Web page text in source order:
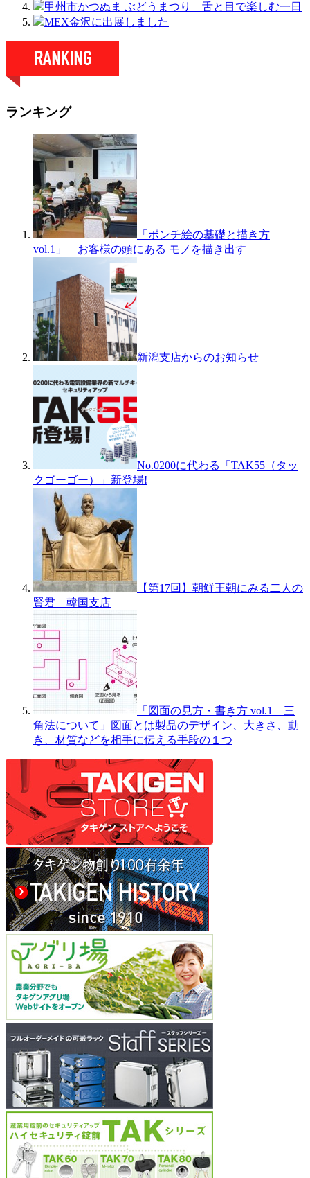
甲州市かつぬま ぶどうまつり 舌と目で楽しむ一日
MEX金沢に出展しました
ランキング
「ポンチ絵の基礎と描き方
vol.1」 お客様の頭にある モノを描き出す
新潟支店からのお知らせ
No.0200に代わる「TAK55（タッ
クゴーゴー）」新登場!
【第17回】朝鮮王朝にみる二人の
賢君 韓国支店
「図面の見方・書き方 vol.1 三
角法について」図面とは製品のデザイン、大きさ、動
き、材質などを相手に伝える手段の１つ